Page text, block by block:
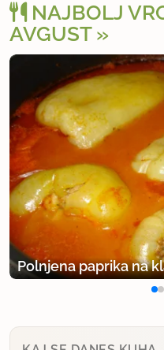
NAJBOLJ
AVGUST
Polnjena paprika na